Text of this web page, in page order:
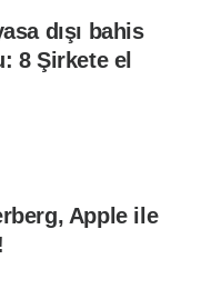
dışı bahis
8 Şirkete el
Apple ile